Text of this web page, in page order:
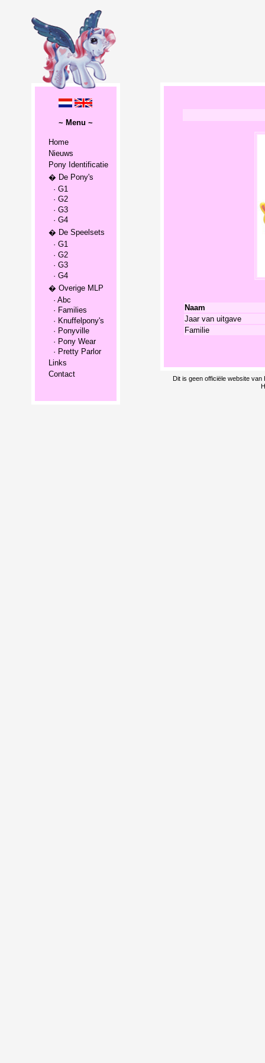
~ Menu ~
Home
Nieuws
Pony Identificatie
� De Pony's
· G1
· G2
· G3
· G4
� De Speelsets
· G1
· G2
· G3
· G4
� Overige MLP
· Abc
· Families
· Knuffelpony's
· Ponyville
· Pony Wear
· Pretty Parlor
Links
Contact
Naam
Jaar van uitgave
Familie
Dit is geen officiële website